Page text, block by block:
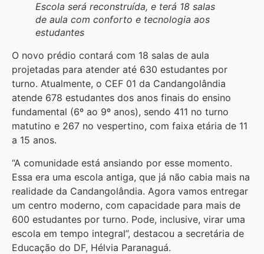
Escola será reconstruída, e terá 18 salas
de aula com conforto e tecnologia aos
estudantes
O novo prédio contará com 18 salas de aula
projetadas para atender até 630 estudantes por
turno. Atualmente, o CEF 01 da Candangolândia
atende 678 estudantes dos anos finais do ensino
fundamental (6º ao 9º anos), sendo 411 no turno
matutino e 267 no vespertino, com faixa etária de 11
a 15 anos.
“A comunidade está ansiando por esse momento.
Essa era uma escola antiga, que já não cabia mais na
realidade da Candangolândia. Agora vamos entregar
um centro moderno, com capacidade para mais de
600 estudantes por turno. Pode, inclusive, virar uma
escola em tempo integral”, destacou a secretária de
Educação do DF, Hélvia Paranaguá.